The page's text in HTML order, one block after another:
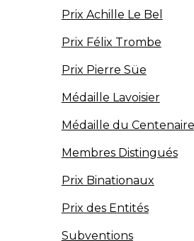
Prix Achille Le Bel
Prix Félix Trombe
Prix Pierre Süe
Médaille Lavoisier
Médaille du Centenaire
Membres Distingués
Prix Binationaux
Prix des Entités
Subventions